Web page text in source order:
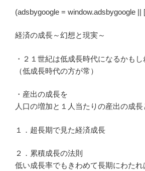
(adsbygoogle = window.adsbygoogle ||
経済の成長～幻想と現実～
・２１世紀は低成長時代になるかもし
（低成長時代の方が常）
・産出の成長を
人口の増加と１人当たりの産出の成長
１．超長期で見た経済成長
２．累積成長の法則
低い成長率でもきわめて長期にわた